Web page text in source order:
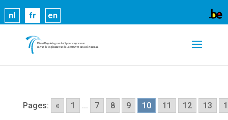
nl fr en
Pages: « 1 ... 7 8 9 10 11 12 13
Les cookies nous permettent de vous proposer nos
services plus facilement. En utilisant nos services,
vous nous donnez expressément votre accord pour
exploiter ces cookies.